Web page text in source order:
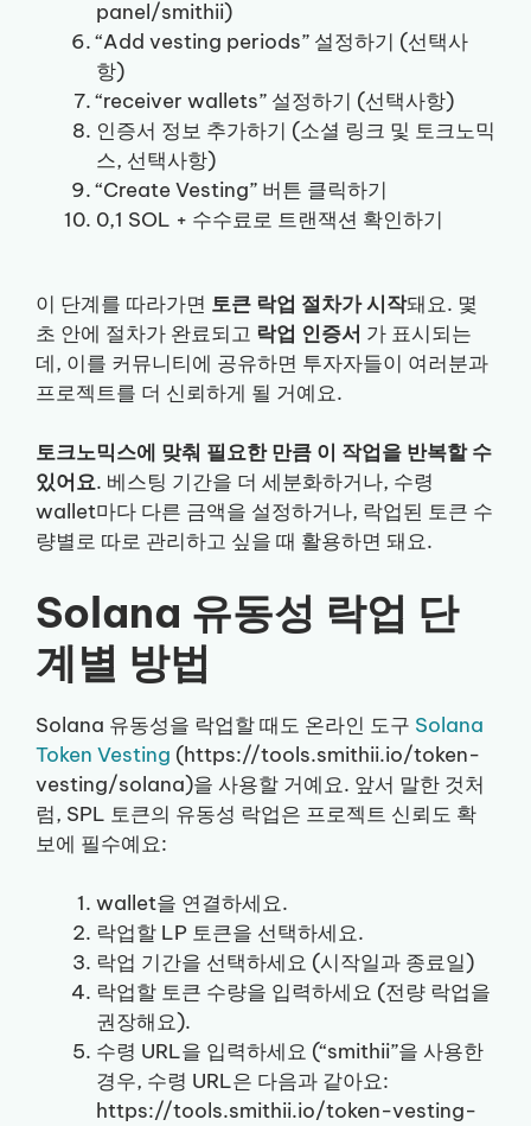
panel/smithii)
“Add vesting periods” 설정하기 (선택사
항)
“receiver wallets” 설정하기 (선택사항)
인증서 정보 추가하기 (소셜 링크 및 토크노믹
스, 선택사항)
“Create Vesting” 버튼 클릭하기
0,1 SOL + 수수료로 트랜잭션 확인하기
이 단계를 따라가면 토큰 락업 절차가 시작돼요. 몇
초 안에 절차가 완료되고 락업 인증서 가 표시되는
데, 이를 커뮤니티에 공유하면 투자자들이 여러분과
프로젝트를 더 신뢰하게 될 거예요.
토크노믹스에 맞춰 필요한 만큼 이 작업을 반복할 수
있어요. 베스팅 기간을 더 세분화하거나, 수령
wallet마다 다른 금액을 설정하거나, 락업된 토큰 수
량별로 따로 관리하고 싶을 때 활용하면 돼요.
Solana 유동성 락업 단
계별 방법
Solana 유동성을 락업할 때도 온라인 도구 Solana
Token Vesting (https://tools.smithii.io/token-
vesting/solana)을 사용할 거예요. 앞서 말한 것처
럼, SPL 토큰의 유동성 락업은 프로젝트 신뢰도 확
보에 필수예요:
wallet을 연결하세요.
락업할 LP 토큰을 선택하세요.
락업 기간을 선택하세요 (시작일과 종료일)
락업할 토큰 수량을 입력하세요 (전량 락업을
권장해요).
수령 URL을 입력하세요 (“smithii”을 사용한
경우, 수령 URL은 다음과 같아요:
https://tools.smithii.io/token-vesting-